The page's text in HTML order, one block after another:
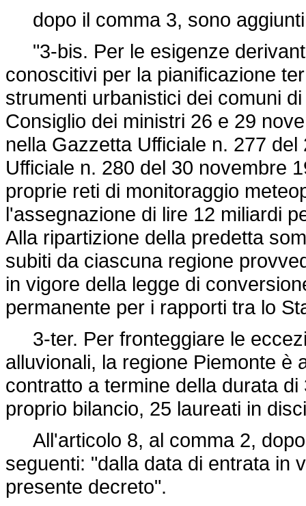
dopo il comma 3, sono
"3-bis. Per le esigenze
conoscitivi per la pianificazione
strumenti urbanistici dei comuni
Consiglio dei ministri 26 e 29
nella Gazzetta Ufficiale n. 277
Ufficiale n. 280 del 30 novembre
proprie reti di monitoraggio
l'assegnazione di lire 12 miliardi
Alla ripartizione della predetta
subiti da ciascuna regione
in vigore della legge di
permanente per i rapporti tra lo
3-ter. Per fronteggiare le
alluvionali, la regione Piemonte
contratto a termine della durata
proprio bilancio, 25 laureati in
All'articolo 8, al comma 2,
seguenti: "dalla data di entrata in
presente decreto".